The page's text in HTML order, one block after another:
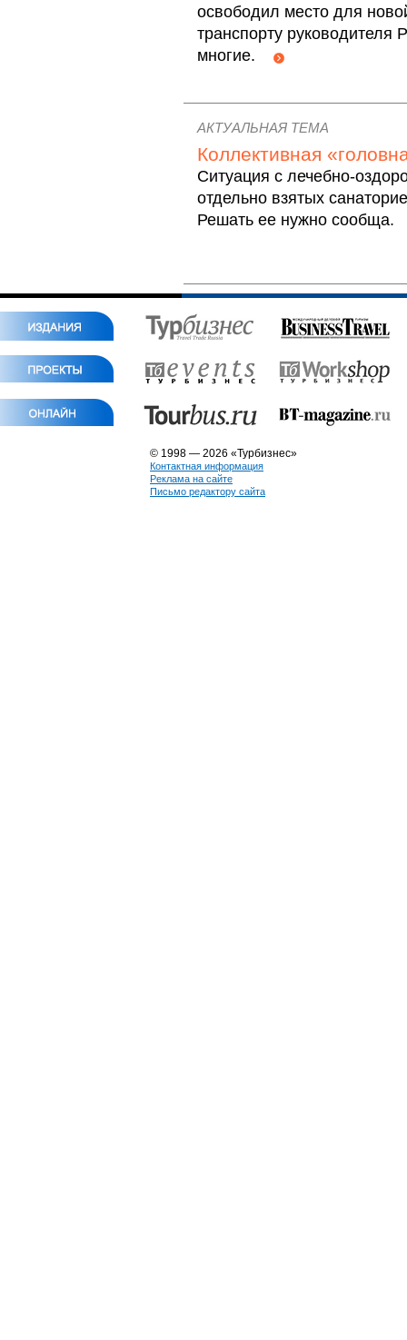
освободил место для
транспорту руководителя
многие.
АКТУАЛЬНАЯ ТЕМА
Коллективная
Ситуация с лечебно-
отдельно взятых
Решать ее нужно
© 1998 — 2026 «Турбизнес»
Контактная информация
Реклама на сайте
Письмо редактору сайта